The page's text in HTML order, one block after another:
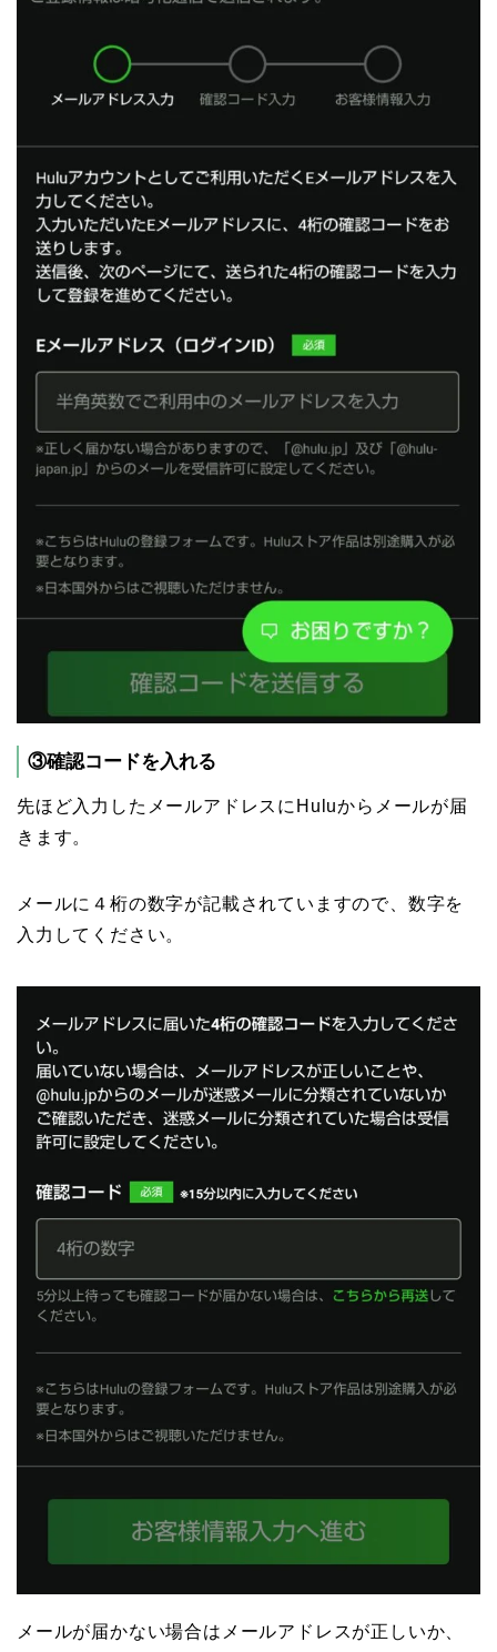
③確認コードを入れる
先ほど入力したメールアドレスにHuluからメールが届
きます。
メールに４桁の数字が記載されていますので、数字を
入力してください。
メールが届かない場合はメールアドレスが正しいか、